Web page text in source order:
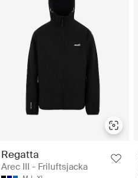
Regatta
Arec III - Friluftsjacka